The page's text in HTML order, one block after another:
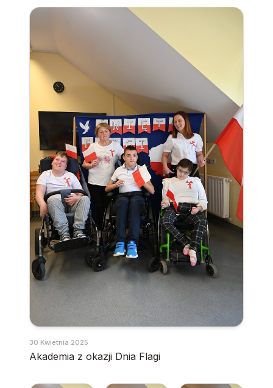
30 Kwietnia 2025
Akademia z okazji Dnia Flagi